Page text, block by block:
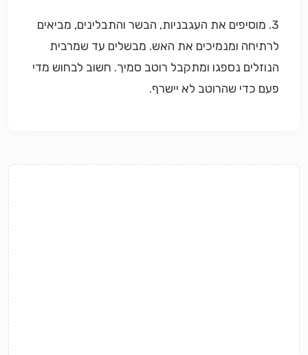
3. מוסיפים את העגבניות, הבשר והתבלינים, מביאים
לרתיחה ומנמיכים את האש. מבשלים עד שמרבית
הנוזלים נספגו ומתקבל רוטב סמיך. חשוב לבחוש מדי
פעם כדי שהרוטב לא יישרף.